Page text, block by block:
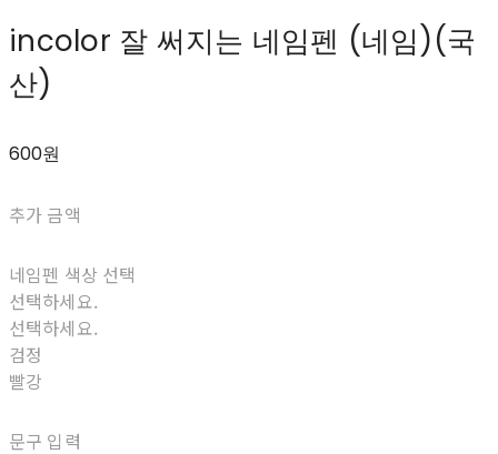
incolor 잘 써지는 네임펜 (네임)(국
산)
600원
추가 금액
네임펜 색상 선택
선택하세요.
선택하세요.
검정
빨강
문구 입력